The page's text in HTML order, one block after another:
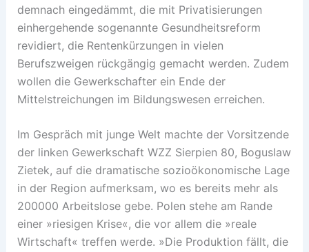
demnach eingedämmt, die mit Privatisierungen
einhergehende sogenannte Gesundheitsreform
revidiert, die Rentenkürzungen in vielen
Berufszweigen rückgängig gemacht werden. Zudem
wollen die Gewerkschafter ein Ende der
Mittelstreichungen im Bildungswesen erreichen.
Im Gespräch mit junge Welt machte der Vorsitzende
der linken Gewerkschaft WZZ Sierpien 80, Boguslaw
Zietek, auf die dramatische sozioökonomische Lage
in der Region aufmerksam, wo es bereits mehr als
200000 Arbeitslose gebe. Polen stehe am Rande
einer »riesigen Krise«, die vor allem die »reale
Wirtschaft« treffen werde. »Die Produktion fällt, die